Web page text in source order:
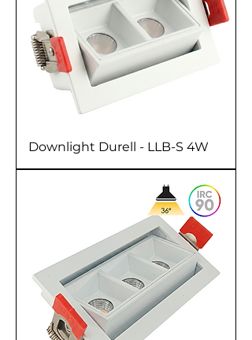
Downlight Durell - LLB-S 4W